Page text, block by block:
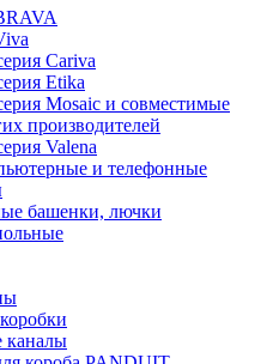
Cariva
Etika
Mosaic и совместимые
производителей
Valena
и телефонные
башенки, лючки
каналы